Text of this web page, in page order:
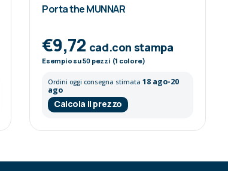
Porta the MUNNAR
€9,72 cad.con stampa
Esempio su50 pezzi (1 colore)
Ordini oggi consegna stimata 18 ago-20
ago
Calcola il prezzo